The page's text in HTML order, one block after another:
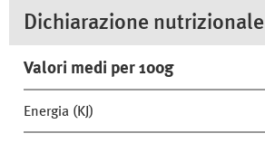
Dichiarazione nutrizionale
Valori medi per 100g
Energia (KJ)